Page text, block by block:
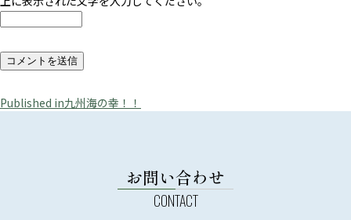
投
Published in九州海の幸！！
お問い合わせ